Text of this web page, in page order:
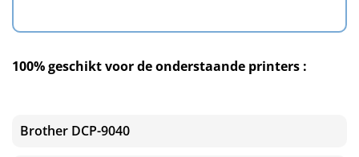
100% geschikt voor de onderstaande printers :
Brother DCP-9040